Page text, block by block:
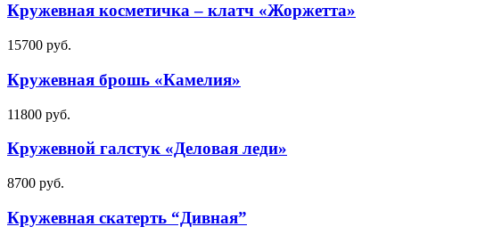
Кружевная косметичка – клатч «Жоржетта»
15700 руб.
Кружевная брошь «Камелия»
11800 руб.
Кружевной галстук «Деловая леди»
8700 руб.
Кружевная скатерть “Дивная”